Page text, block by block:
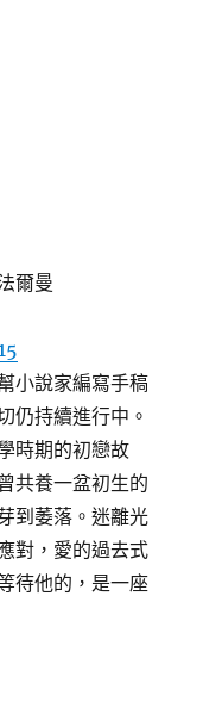
爾曼
小說家編寫手稿
仍持續進行中。
時期的初戀故
共養一盆初生的
到萎落。迷離光
對，愛的過去式
待他的，是一座